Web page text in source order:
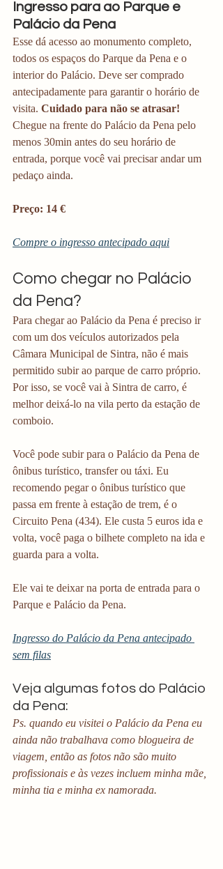
Ingresso para ao Parque e
Palácio da Pena
Esse dá acesso ao monumento completo,
todos os espaços do Parque da Pena e o
interior do Palácio. Deve ser comprado
antecipadamente para garantir o horário de
visita. Cuidado para não se atrasar!
Chegue na frente do Palácio da Pena pelo
menos 30min antes do seu horário de
entrada, porque você vai precisar andar um
pedaço ainda.
Preço: 14 €
Compre o ingresso antecipado aqui
Como chegar no Palácio
da Pena?
Para chegar ao Palácio da Pena é preciso ir
com um dos veículos autorizados pela
Câmara Municipal de Sintra, não é mais
permitido subir ao parque de carro próprio.
Por isso, se você vai à Sintra de carro, é
melhor deixá-lo na vila perto da estação de
comboio.
Você pode subir para o Palácio da Pena de
ônibus turístico, transfer ou táxi. Eu
recomendo pegar o ônibus turístico que
passa em frente à estação de trem, é o
Circuito Pena (434). Ele custa 5 euros ida e
volta, você paga o bilhete completo na ida e
guarda para a volta.
Ele vai te deixar na porta de entrada para o
Parque e Palácio da Pena.
Ingresso do Palácio da Pena antecipado
sem filas
Veja algumas fotos do Palácio
da Pena:
Ps. quando eu visitei o Palácio da Pena eu
ainda não trabalhava como blogueira de
viagem, então as fotos não são muito
profissionais e às vezes incluem minha mãe,
minha tia e minha ex namorada.